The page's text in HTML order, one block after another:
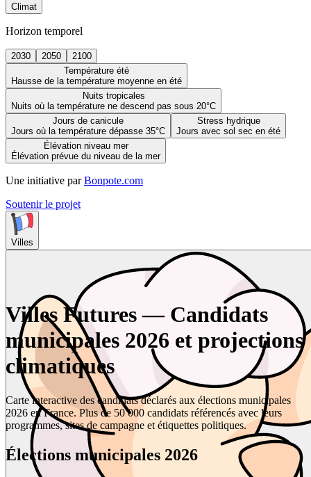
Climat
Horizon temporel
2030 2050
2100
Température été
Hausse de la température moyenne en été
Nuits tropicales
Nuits où la température ne descend pas sous 20°C
Jours de canicule
Jours où la température dépasse 35°C
Stress hydrique
Jours avec sol sec en été
Élévation niveau mer
Élévation prévue du niveau de la mer
Une initiative par Bonpote.com
Soutenir le projet
Villes
Villes Futures — Candidats
municipales 2026 et projections
climatiques
Carte interactive des candidats déclarés aux élections municipales
2026 en France. Plus de 50 000 candidats référencés avec leurs
programmes, sites de campagne et étiquettes politiques.
Élections municipales 2026